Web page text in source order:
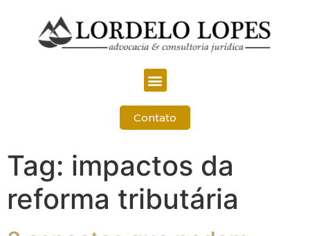
Contato
Tag: impactos da
reforma tributária